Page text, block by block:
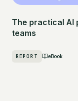
The practical AI
teams
REPORT eBook